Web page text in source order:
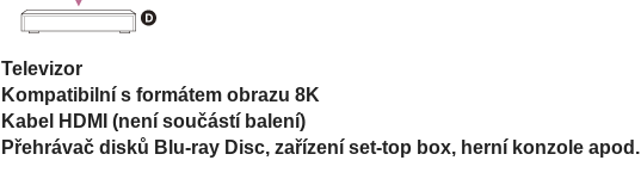
Televizor
Kompatibilní s formátem obrazu8K
Kabel HDMI (není součástí balení)
Přehrávač disků Blu-ray Disc, zařízení set-top box, herní konzole apod.